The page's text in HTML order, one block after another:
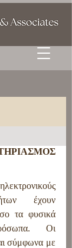
έχουν
τα φυσικά
Οι
σύμφωνα με